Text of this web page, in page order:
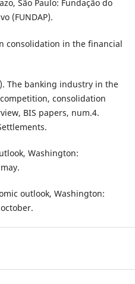
São Paulo: Fundação do
(FUNDAP).
consolidation in the financial
The banking industry in the
consolidation
BIS papers, num.4.
Washington:
outlook, Washington: